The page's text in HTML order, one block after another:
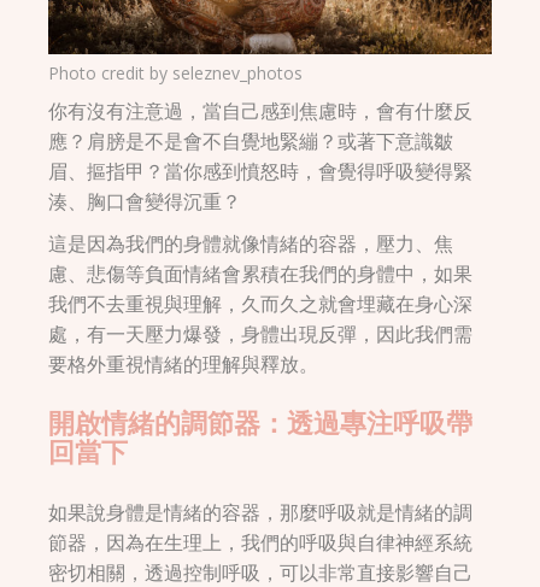
Photo credit by seleznev_photos
你有沒有注意過，當自己感到焦慮時，會有什麼反
應？肩膀是不是會不自覺地緊繃？或著下意識皺
眉、摳指甲？當你感到憤怒時，會覺得呼吸變得緊
湊、胸口會變得沉重？
這是因為我們的身體就像情緒的容器，壓力、焦
慮、悲傷等負面情緒會累積在我們的身體中，如果
我們不去重視與理解，久而久之就會埋藏在身心深
處，有一天壓力爆發，身體出現反彈，因此我們需
要格外重視情緒的理解與釋放。
開啟情緒的調節器：透過專注呼吸帶
回當下
如果說身體是情緒的容器，那麼呼吸就是情緒的調
節器，因為在生理上，我們的呼吸與自律神經系統
密切相關，透過控制呼吸，可以非常直接影響自己